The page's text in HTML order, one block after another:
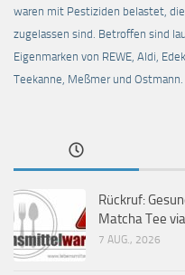
waren mit Pestiziden belastet,
zugelassen sind. Betroffen sind
Eigenmarken von REWE, Aldi,
Teekanne, Meßmer und Ostmann.
Rückruf:
Matcha Tee
7 AUG., 2026